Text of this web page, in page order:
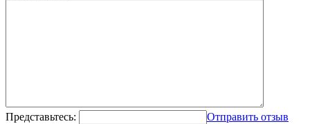
Представьтесь: Отправить отзыв